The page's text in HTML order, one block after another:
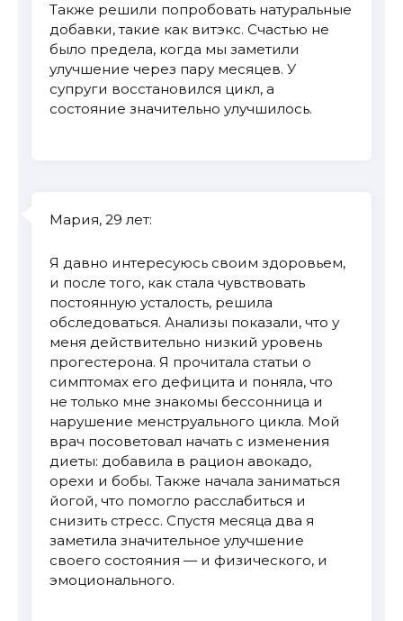
Также решили попробовать натуральные
добавки, такие как витэкс. Счастью не
было предела, когда мы заметили
улучшение через пару месяцев. У
супруги восстановился цикл, а
состояние значительно улучшилось.
Мария, 29 лет:
Я давно интересуюсь своим здоровьем,
и после того, как стала чувствовать
постоянную усталость, решила
обследоваться. Анализы показали, что у
меня действительно низкий уровень
прогестерона. Я прочитала статьи о
симптомах его дефицита и поняла, что
не только мне знакомы бессонница и
нарушение менструального цикла. Мой
врач посоветовал начать с изменения
диеты: добавила в рацион авокадо,
орехи и бобы. Также начала заниматься
йогой, что помогло расслабиться и
снизить стресс. Спустя месяца два я
заметила значительное улучшение
своего состояния — и физического, и
эмоционального.